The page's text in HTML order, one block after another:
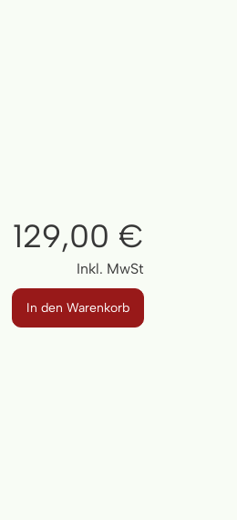
129,00 €
Inkl. MwSt
In den Warenkorb